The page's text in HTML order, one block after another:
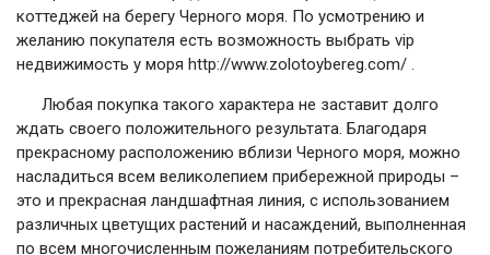
коттеджей на берегу Черного моря. По усмотрению и
желанию покупателя есть возможность выбрать vip
недвижимость у моря http://www.zolotoybereg.com/ .
Любая покупка такого характера не заставит долго
ждать своего положительного результата. Благодаря
прекрасному расположению вблизи Черного моря, можно
насладиться всем великолепием прибережной природы –
это и прекрасная ландшафтная линия, с использованием
различных цветущих растений и насаждений, выполненная
по всем многочисленным пожеланиям потребительского